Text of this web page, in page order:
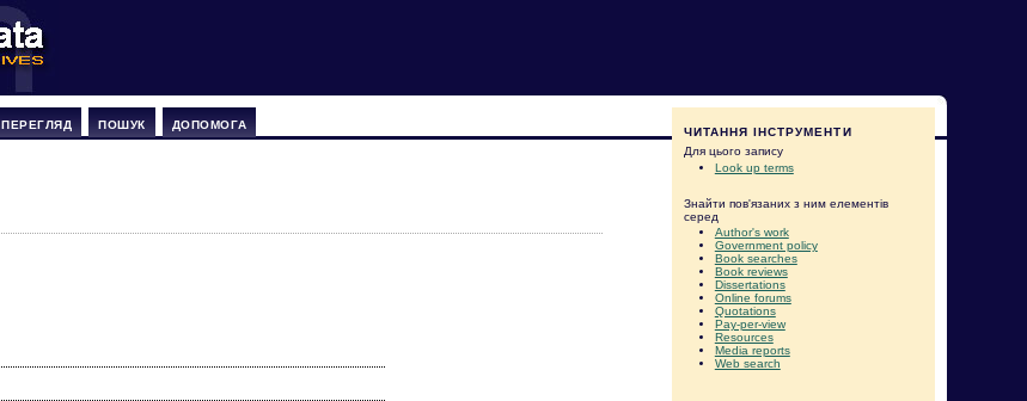
ЧИТАННЯ ІНСТРУМЕНТИ
Для цього запису
Look up terms
Знайти пов'язаних з ним елементів
серед
Author's work
Government policy
Book searches
Book reviews
Dissertations
Online forums
Quotations
Pay-per-view
Resources
Media reports
Web search
ПЕРЕГЛЯД ПОШУК ДОПОМОГА